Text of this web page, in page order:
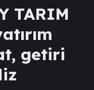
TARIM
getiri